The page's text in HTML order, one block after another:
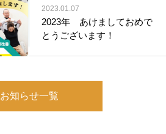
2023.01.07
2023年 あけましておめで
とうございます！
お知らせ一覧